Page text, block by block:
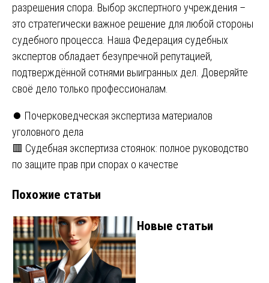
разрешения спора. Выбор экспертного учреждения –
это стратегически важное решение для любой стороны
судебного процесса. Наша Федерация судебных
экспертов обладает безупречной репутацией,
подтверждённой сотнями выигранных дел. Доверяйте
своё дело только профессионалам.
Навигация
по
записям
⏺️ Почерковедческая экспертиза материалов
уголовного дела
🟥 Судебная экспертиза стоянок: полное руководство
по защите прав при спорах о качестве
Похожие статьи
Новые статьи